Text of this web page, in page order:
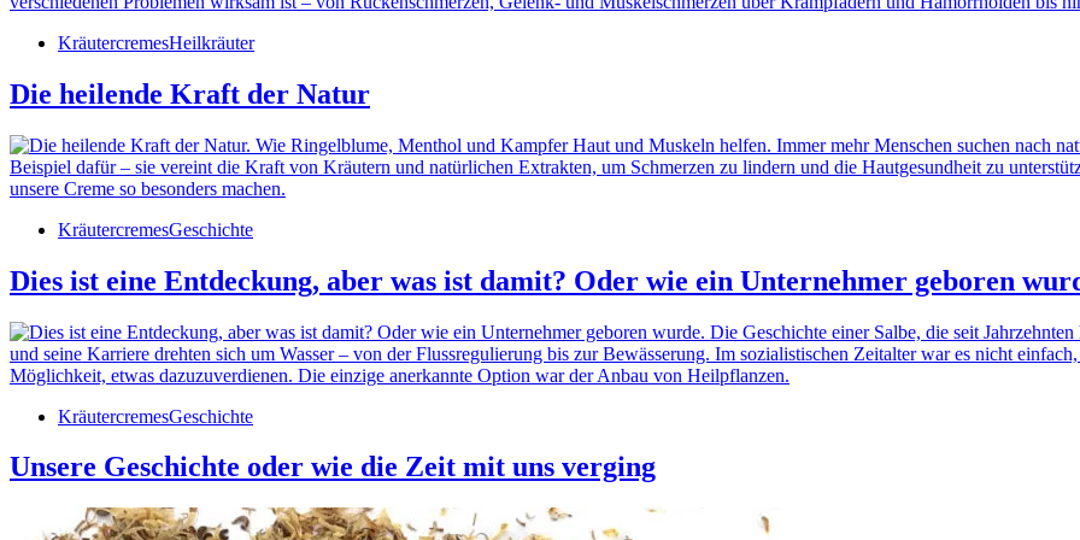
KräutercremesHeilkräuter
Die heilende Kraft der Natur
KräutercremesGeschichte
Dies ist eine Entdeckung, aber was ist damit? Oder wie ein Unternehmer geboren
KräutercremesGeschichte
Unsere Geschichte oder wie die Zeit mit uns verging